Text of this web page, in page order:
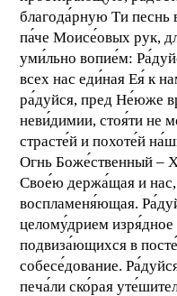
благода́рную Ти
па́че Моисе́овых рук,
уми́льно вопие́м:
всех нас еди́ная Ея́ к
ра́дуйся, пред Не́юже
неви́димии, стоя́ти не
страсте́й и похоте́й
Огнь Боже́ственный –
Свое́ю держа́щая и
воспламеня́ющая.
целому́дрием изря́дное
подвиза́ющихся в
собесе́дование.
печа́ли ско́рая